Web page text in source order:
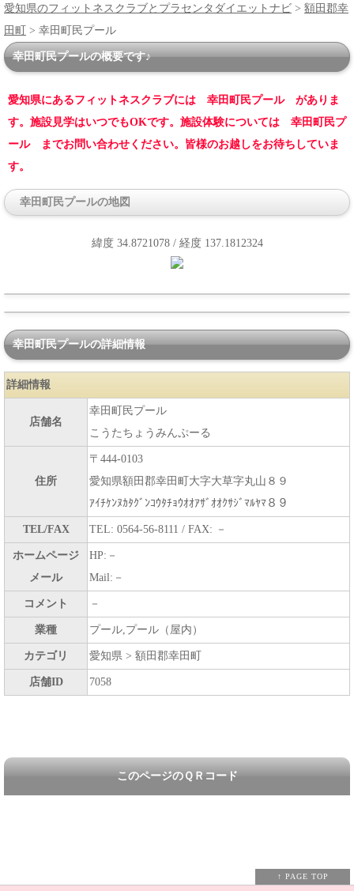
愛知県のフィットネスクラブとプラセンタダイエットナビ > 額田郡幸
田町 > 幸田町民プール
幸田町民プールの概要です♪
愛知県にあるフィットネスクラブには 幸田町民プール がありま
す。施設見学はいつでもOKです。施設体験については 幸田町民プ
ール までお問い合わせください。皆様のお越しをお待ちしていま
す。
幸田町民プールの地図
緯度 34.8721078 / 経度 137.1812324
幸田町民プールの詳細情報
詳細情報
店舗名
幸田町民プール
こうたちょうみんぷーる
住所
〒444-0103
愛知県額田郡幸田町大字大草字丸山８９
ｱｲﾁｹﾝﾇｶﾀｸﾞﾝｺｳﾀﾁｮｳｵｵｱｻﾞｵｵｸｻｼﾞﾏﾙﾔﾏ８９
TEL/FAX TEL: 0564-56-8111 / FAX: －
ホームページ
メール
HP:－
Mail:－
コメント －
業種 プール,プール（屋内）
カテゴリ 愛知県 > 額田郡幸田町
店舗ID 7058
このページのＱＲコード
↑ PAGE TOP